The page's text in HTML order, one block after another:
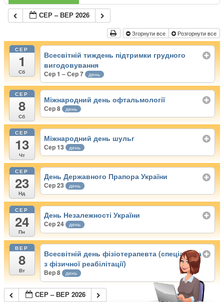
СЕР – ВЕР 2026
Згорнути все Розгорнути все
СЕР
1
Сб
Всесвітній тиждень підтримки грудного
вигодовування
Сер 1 – Сер 7 день
СЕР
8
Сб
Міжнародний день офтальмології
Сер 8 день
СЕР
13
Чт
Міжнародний день шульг
Сер 13 день
СЕР
23
Нд
День Державного Прапора України
Сер 23 день
СЕР
24
Пн
День Незалежності України
Сер 24 день
ВЕР
8
Вт
Всесвітній день фізіотерапевта (спеціаліста
з фізичної реабілітації)
Вер 8 день
СЕР – ВЕР 2026